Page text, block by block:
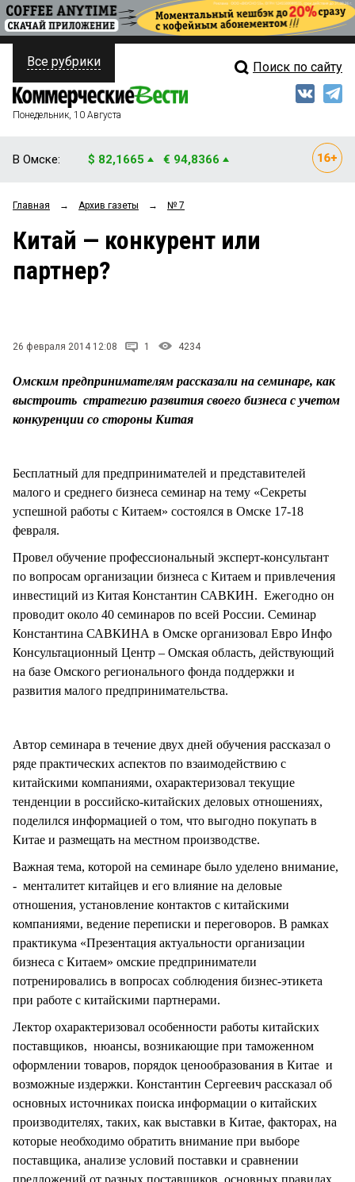
ПОЛИТИКА
ФИНАНСЫ
ОБЩЕСТВО
ЗАКОН
НОВОСТИ КОМПАНИЙ
СТИЛЬ ЖИЗНИ
Свежий выпуск
Рейтинги
Все рубрики Поиск по сайту
Понедельник, 10 Августа
В Омске: $ 82,1665 € 94,8366
Главная → Архив газеты → № 7
Китай — конкурент или
партнер?
26 февраля 2014 12:08 1 4234
Омским предпринимателям рассказали на семинаре, как
выстроить стратегию развития своего бизнеса с учетом
конкуренции со стороны Китая
Бесплатный для предпринимателей и представителей
малого и среднего бизнеса семинар на тему «Секреты
успешной работы с Китаем» состоялся в Омске 17-18
февраля.
Провел обучение профессиональный эксперт-консультант
по вопросам организации бизнеса с Китаем и привлечения
инвестиций из Китая Константин САВКИН. Ежегодно он
проводит около 40 семинаров по всей России. Семинар
Константина САВКИНА в Омске организовал Евро Инфо
Консультационный Центр – Омская область, действующий
на базе Омского регионального фонда поддержки и
развития малого предпринимательства.
Автор семинара в течение двух дней обучения рассказал о
ряде практических аспектов по взаимодействию с
китайскими компаниями, охарактеризовал текущие
тенденции в российско-китайских деловых отношениях,
поделился информацией о том, что выгодно покупать в
Китае и размещать на местном производстве.
Важная тема, которой на семинаре было уделено внимание,
- менталитет китайцев и его влияние на деловые
отношения, установление контактов с китайскими
компаниями, ведение переписки и переговоров. В рамках
практикума «Презентация актуальности организации
бизнеса с Китаем» омские предприниматели
потренировались в вопросах соблюдения бизнес-этикета
при работе с китайскими партнерами.
Лектор охарактеризовал особенности работы китайских
поставщиков, нюансы, возникающие при таможенном
оформлении товаров, порядок ценообразования в Китае и
возможные издержки. Константин Сергеевич рассказал об
основных источниках поиска информации о китайских
производителях, таких, как выставки в Китае, факторах, на
которые необходимо обратить внимание при выборе
поставщика, анализе условий поставки и сравнении